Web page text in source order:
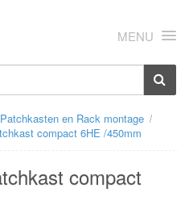
MENU
Patchkasten en Rack montage
compact 6HE /450mm
compact